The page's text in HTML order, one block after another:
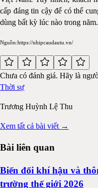
cấp đáng tin cậy để có thể
dùng bất kỳ lúc nào trong năm.
Nguồn:https://nhipcaudautu.vn/
Chưa có đánh giá. Hãy là
Thời sự
Trương Huỳnh Lệ Thu
Xem tất cả bài viết →
Bài liên quan
Biến đổi khí hậu và
trường thế giới 2026